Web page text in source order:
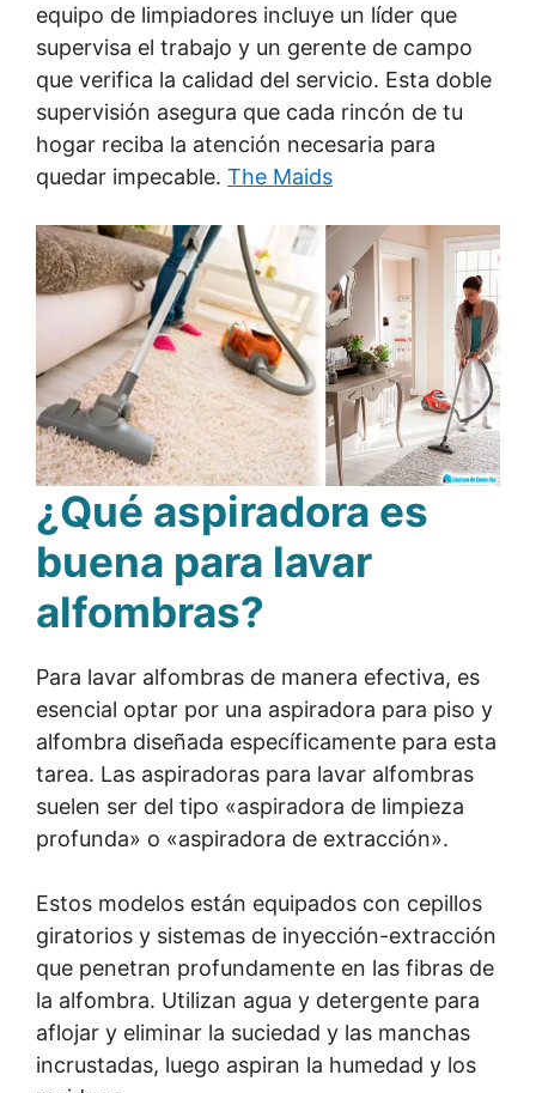
equipo de limpiadores incluye un líder que
supervisa el trabajo y un gerente de campo
que verifica la calidad del servicio. Esta doble
supervisión asegura que cada rincón de tu
hogar reciba la atención necesaria para
quedar impecable. The Maids
¿Qué aspiradora es
buena para lavar
alfombras?
Para lavar alfombras de manera efectiva, es
esencial optar por una aspiradora para piso y
alfombra diseñada específicamente para esta
tarea. Las aspiradoras para lavar alfombras
suelen ser del tipo «aspiradora de limpieza
profunda» o «aspiradora de extracción».
Estos modelos están equipados con cepillos
giratorios y sistemas de inyección-extracción
que penetran profundamente en las fibras de
la alfombra. Utilizan agua y detergente para
aflojar y eliminar la suciedad y las manchas
incrustadas, luego aspiran la humedad y los